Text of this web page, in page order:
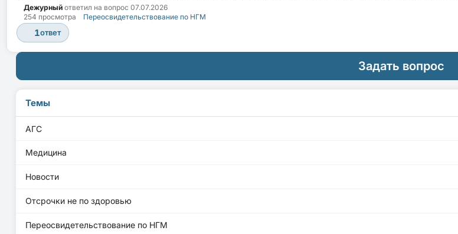
Дежурный ответил на вопрос 07.07.2026
254 просмотра
Переосвидетельствование по НГМ
1ответ
Задать вопрос
Темы
АГС
Медицина
Новости
Отсрочки не по здоровью
Переосвидетельствование по НГМ